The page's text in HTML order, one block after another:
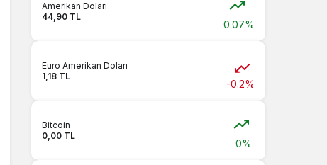
Amerikan Doları
44,90 TL
0.07%
Euro Amerikan Doları
1,18 TL
-0.2%
Bitcoin
0,00 TL
0%